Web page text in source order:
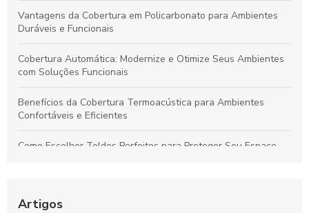
Vantagens da Cobertura em Policarbonato para Ambientes
Duráveis e Funcionais
Cobertura Automática: Modernize e Otimize Seus Ambientes
com Soluções Funcionais
Benefícios da Cobertura Termoacústica para Ambientes
Confortáveis e Eficientes
Como Escolher Toldos Perfeitos para Proteger Seu Espaço
Aconchegante
Artigos